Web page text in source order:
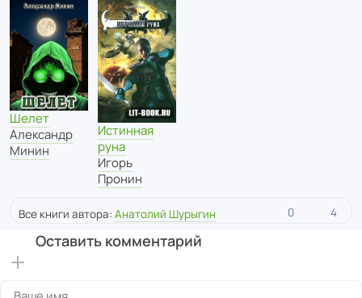
Шелет
Александр
Минин
Истинная
руна
Игорь
Пронин
Все книги автора: Анатолий Шурыгин 0 4
Оставить комментарий